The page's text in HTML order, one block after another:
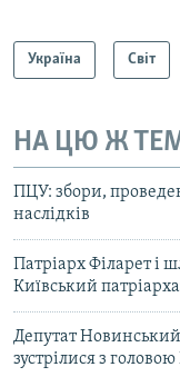
Україна Світ
НА ЦЮ Ж
ПЦУ: збори,
наслідків
Патріарх Філарет і
Київський
Депутат
зустрілися з